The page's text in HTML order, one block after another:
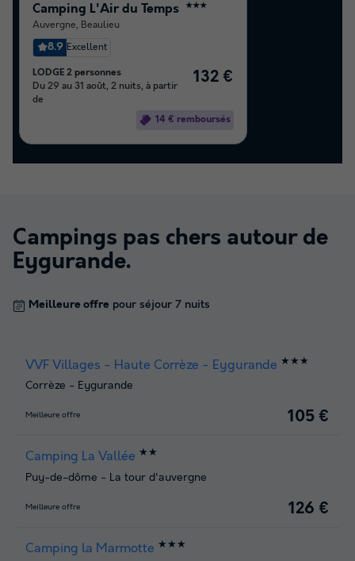
Camping L'Air du Temps ★★★
Auvergne, Beaulieu
8.9 Excellent
LODGE 2 personnes
Du 29 au 31 août, 2 nuits, à partir
de
132 €
14 € remboursés
Campings pas chers autour de
Eygurande.
Meilleure offre pour séjour 7 nuits
VVF Villages - Haute Corrèze - Eygurande ★★★
Corrèze - Eygurande
Meilleure offre 105 €
Camping La Vallée ★★
Puy-de-dôme - La tour d'auvergne
Meilleure offre 126 €
Camping la Marmotte ★★★